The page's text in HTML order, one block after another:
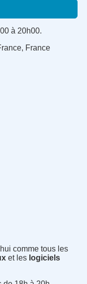
à 20h00.
France
comme tous les
et les logiciels